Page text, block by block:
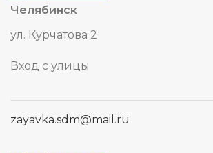
Челябинск
ул. Курчатова 2
Вход с улицы
zayavka.sdm@mail.ru